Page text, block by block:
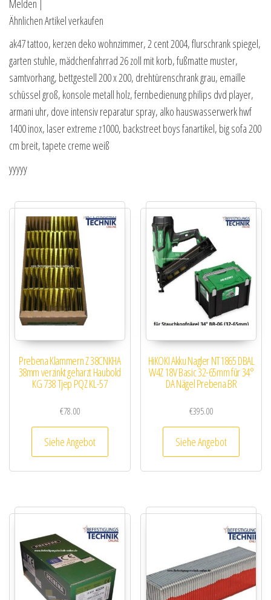
Melden |
Ähnlichen Artikel verkaufen
ak47 tattoo, kerzen deko wohnzimmer, 2 cent 2004, flurschrank spiegel,
garten stuhle, mädchenfahrrad 26 zoll mit korb, fußmatte muster,
samtvorhang, bettgestell 200 x 200, drehtürenschrank grau, emaille
schüssel groß, konsole metall holz, fernbedienung philips dvd player,
armani uhr, dove intensiv reparatur spray, alko hauswasserwerk hwf
1400 inox, laser extreme z1000, backstreet boys fanartikel, big sofa 200
cm breit, tapete creme weiß
yyyyy
Prebena Klammern Z 38CNKHA
38mm verzinkt geharzt Haubold
KG 738 Tjep PQZ KL-57
€78.00
Siehe Angebot
HiKOKI Akku Nagler NT1865 DBAL
W4Z 18V Basic 32-65mm für 34°
DA Nägel Prebena BR
€395.00
Siehe Angebot